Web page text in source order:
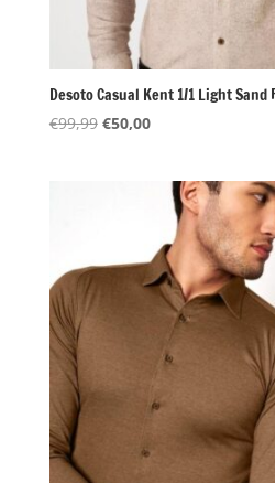
Desoto Casual Kent 1/1 Light Sand
€99,99 Oorspronkelijke
€50,00Huidige
€50,00.